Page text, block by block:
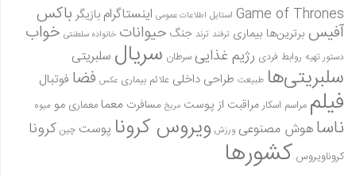
Game of Thrones استایل اطلاعات عمومی اینستاگرام بازیگر باکس
آفیس برترین‌ها بیماری ترفند ترند جنگ حیوانات خانواده سلطنتی خواب
دستور تهیه روابط فردی رژیم غذاییسرطان سریال سلبریتی
سلبریتی‌ها طبیعت طراحی داخلی علائم بیماری عکس فضا فوتبال
فیلم مراسم اسکارمراقبت از پوست مریخ مسافرت معمامعماری مو میوه
ناساهوش مصنوعی ورزش ویروس کرونا پوست چین کرونا
کروناویروس کشورها